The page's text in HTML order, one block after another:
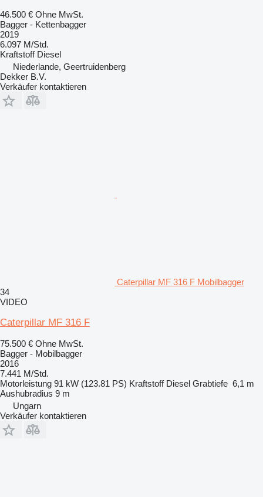
46.500 € Ohne MwSt.
Bagger - Kettenbagger
2019
6.097 M/Std.
Kraftstoff Diesel
Niederlande, Geertruidenberg
Dekker B.V.
Verkäufer kontaktieren
Caterpillar MF 316 F Mobilbagger
34
VIDEO
Caterpillar MF 316 F
75.500 € Ohne MwSt.
Bagger - Mobilbagger
2016
7.441 M/Std.
Motorleistung 91 kW (123.81 PS) Kraftstoff Diesel Grabtiefe 6,1 m
Aushubradius 9 m
Ungarn
Verkäufer kontaktieren